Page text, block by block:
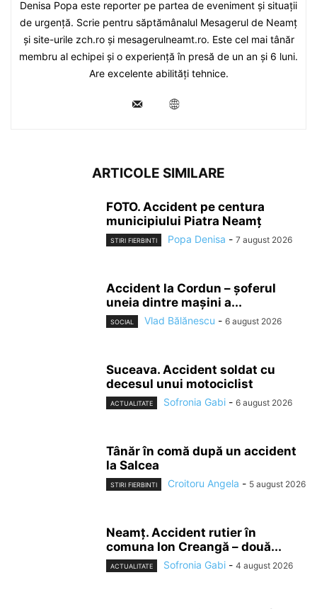
Denisa Popa este reporter pe partea de eveniment și situații
de urgență. Scrie pentru săptămânalul Mesagerul de Neamț
și site-urile zch.ro și mesagerulneamt.ro. Este cel mai tânăr
membru al echipei și o experiență în presă de un an și 6 luni.
Are excelente abilități tehnice.
ARTICOLE SIMILARE
FOTO. Accident pe centura
municipiului Piatra Neamț
STIRI FIERBINTI Popa Denisa - 7 august 2026
Accident la Cordun – șoferul
uneia dintre mașini a...
SOCIAL Vlad Bălănescu - 6 august 2026
Suceava. Accident soldat cu
decesul unui motociclist
ACTUALITATE Sofronia Gabi - 6 august 2026
Tânăr în comă după un accident
la Salcea
STIRI FIERBINTI Croitoru Angela - 5 august 2026
Neamț. Accident rutier în
comuna Ion Creangă – două...
ACTUALITATE Sofronia Gabi - 4 august 2026